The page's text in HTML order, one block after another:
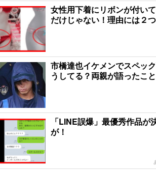
女性用下着にリボンが付い
だけじゃない！理由には２
市橋達也イケメンでスペッ
うしてる？両親が語ったこと
「LINE誤爆」最優秀作品が
が！